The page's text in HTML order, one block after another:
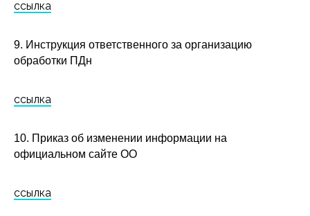
ссылка
9. Инструкция ответственного за организацию
обработки ПДн
ссылка
10. Приказ об изменении информации на
официальном сайте ОО
ссылка